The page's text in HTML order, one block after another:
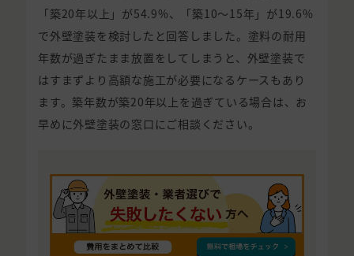
「築20年以上」が54.9%、「築10〜15年」が19.6%
で外壁塗装を検討したと回答しました。塗料の耐用
年数が過ぎたまま放置をしてしまうと、外壁塗装で
はすまずより高額な施工が必要になるケースもあり
ます。築年数が築20年以上を過ぎている場合は、お
早めに外壁塗装の窓口にご相談ください。